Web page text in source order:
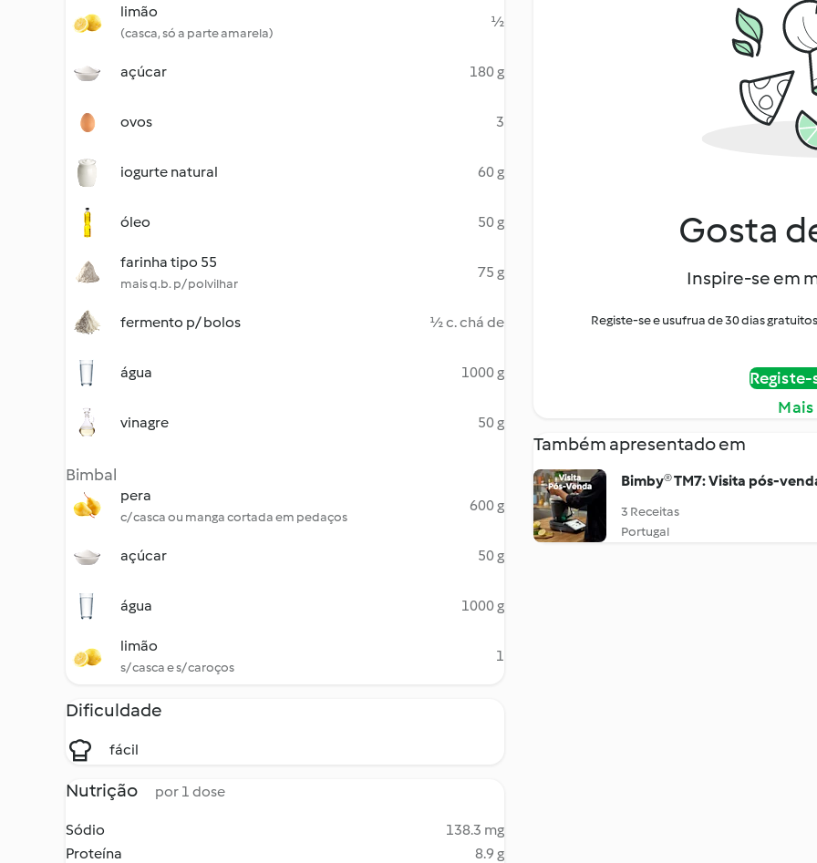
limão
(casca, só a parte amarela)
½
açúcar 180 g
ovos 3
iogurte natural 60 g
óleo 50 g
farinha tipo 55
mais q.b. p/ polvilhar
75 g
fermento p/ bolos ½ c. chá de
água 1000 g
vinagre 50 g
Bimbal
pera
c/ casca ou manga cortada em pedaços
600 g
açúcar 50 g
água 1000 g
limão
s/ casca e s/ caroços
1
Dificuldade
fácil
Nutrição por 1 dose
Sódio
138.3 mg
Proteína
8.9 g
Gosta
Inspire-se em
Registe-se e usufrua de 30 dias
Também apresentado em
Bimby® TM7: Visita pós-
3 Receitas
Portugal